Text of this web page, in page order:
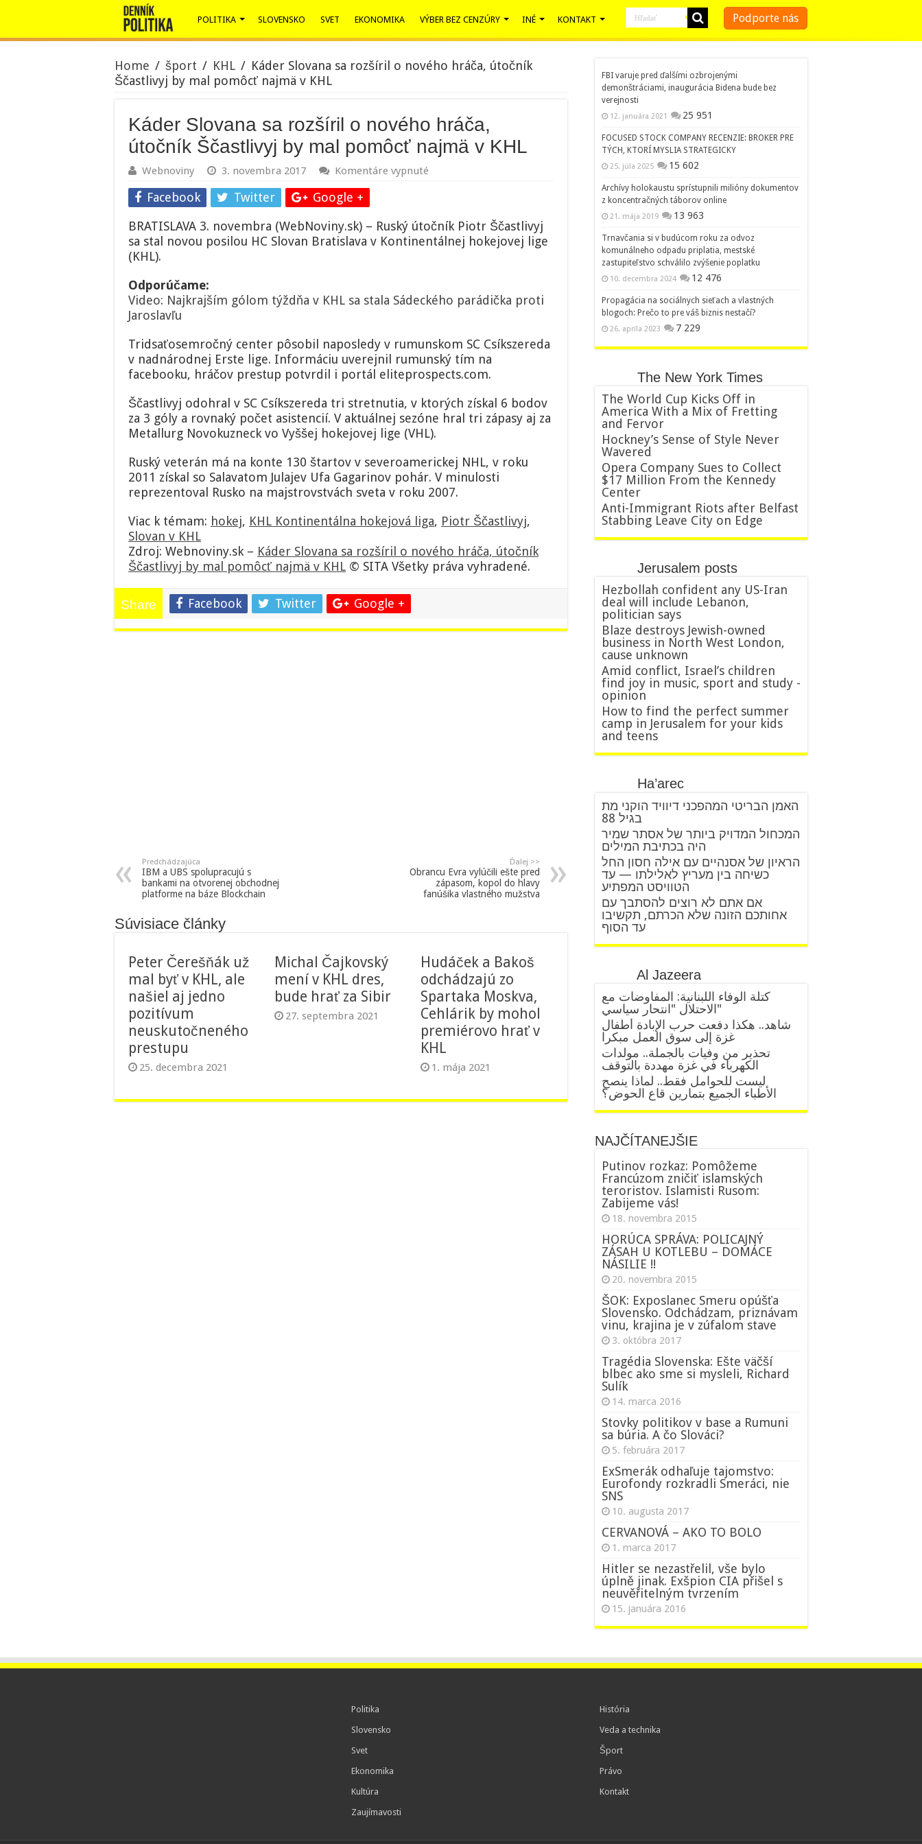
POLITIKA SLOVENSKO SVET EKONOMIKA VÝBER BEZ CENZÚRY INÉ KONTAKT Podporte nás
Home / šport / KHL / Káder Slovana sa rozšíril o nového hráča, útočník
Ščastlivyj by mal pomôcť najmä v KHL
Káder Slovana sa rozšíril o nového hráča,
útočník Ščastlivyj by mal pomôcť najmä v KHL
Webnoviny 3. novembra 2017 Komentáre vypnuté
rozšíril
o
nového
by
mal
v
KHL
Facebook Twitter
Google +
BRATISLAVA 3. novembra (WebNoviny.sk) – Ruský útočník Piotr Ščastlivyj
sa stal novou posilou HC Slovan Bratislava v Kontinentálnej hokejovej lige
(KHL).
Odporúčame:
Video: Najkrajším gólom týždňa v KHL sa stala Sádeckého parádička proti
Jaroslavľu
Tridsaťosemročný center pôsobil naposledy v rumunskom SC Csíkszereda
v nadnárodnej Erste lige. Informáciu uverejnil rumunský tím na
facebooku, hráčov prestup potvrdil i portál eliteprospects.com.
Ščastlivyj odohral v SC Csíkszereda tri stretnutia, v ktorých získal 6 bodov
za 3 góly a rovnaký počet asistencií. V aktuálnej sezóne hral tri zápasy aj za
Metallurg Novokuzneck vo Vyššej hokejovej lige (VHL).
Ruský veterán má na konte 130 štartov v severoamerickej NHL, v roku
2011 získal so Salavatom Julajev Ufa Gagarinov pohár. V minulosti
reprezentoval Rusko na majstrovstvách sveta v roku 2007.
Viac k témam: hokej, KHL Kontinentálna hokejová liga, Piotr Ščastlivyj,
Slovan v KHL
Zdroj: Webnoviny.sk – Káder Slovana sa rozšíril o nového hráča, útočník
Ščastlivyj by mal pomôcť najmä v KHL © SITA Všetky práva vyhradené.
Share Facebook Twitter Google +
Predchádzajúca
IBM a UBS spolupracujú s
bankami na otvorenej obchodnej
platforme na báze Blockchain
Ďalej >>
Obrancu Evra vylúčili ešte pred
zápasom, kopol do hlavy
fanúšika vlastného mužstva
Súvisiace články
Peter Čerešňák už
mal byť v KHL, ale
našiel aj jedno
pozitívum
neuskutočneného
prestupu
25. decembra 2021
Michal Čajkovský
mení v KHL dres,
bude hrať za Sibir
27. septembra 2021
Hudáček a Bakoš
odchádzajú zo
Spartaka Moskva,
Cehlárik by mohol
premiérovo hrať v
KHL
1. mája 2021
FBI varuje pred ďalšími ozbrojenými
demonštráciami, inaugurácia Bidena bude bez
verejnosti
12. januára 2021 25 951
FOCUSED STOCK COMPANY RECENZIE: BROKER PRE
TÝCH, KTORÍ MYSLIA STRATEGICKY
25. júla 2025 15 602
Archívy holokaustu sprístupnili milióny dokumentov
z koncentračných táborov online
21. mája 2019 13 963
Trnavčania si v budúcom roku za odvoz
komunálneho odpadu priplatia, mestské
zastupiteľstvo schválilo zvýšenie poplatku
10. decembra 2024 12 476
Propagácia na sociálnych sieťach a vlastných
blogoch: Prečo to pre váš biznis nestačí?
26. apríla 2023 7 229
The New York Times
The World Cup Kicks Off in
America With a Mix of Fretting
and Fervor
Hockney’s Sense of Style Never
Wavered
Opera Company Sues to Collect
$17 Million From the Kennedy
Center
Anti-Immigrant Riots after Belfast
Stabbing Leave City on Edge
Jerusalem posts
Hezbollah confident any US-Iran
deal will include Lebanon,
politician says
Blaze destroys Jewish-owned
business in North West London,
cause unknown
Amid conflict, Israel’s children
find joy in music, sport and study -
opinion
How to find the perfect summer
camp in Jerusalem for your kids
and teens
Ha’arec
האמן הבריטי המהפכני דיוויד הוקני מת
בגיל 88
המכחול המדויק ביותר של אסתר שמיר
היה בכתיבת המילים
הראיון של אסנהיים עם אילה חסון החל
כשיחה בין מעריץ לאלילתו — עד
הטוויסט המפתיע
אם אתם לא רוצים להסתבך עם
אחותכם הזונה שלא הכרתם, תקשיבו
עד הסוף
Al Jazeera
كتلة الوفاء اللبنانية: المفاوضات مع
الاحتلال "انتحار سياسي"
شاهد.. هكذا دفعت حرب الإبادة أطفال
غزة إلى سوق العمل مبكرا
تحذير من وفيات بالجملة.. مولدات
الكهرباء في غزة مهددة بالتوقف
ليست للحوامل فقط.. لماذا ينصح
الأطباء الجميع بتمارين قاع الحوض؟
NAJČÍTANEJŠIE
Putinov rozkaz: Pomôžeme
Francúzom zničiť islamských
teroristov. Islamisti Rusom:
Zabijeme vás!
18. novembra 2015
HORÚCA SPRÁVA: POLICAJNÝ
ZÁSAH U KOTLEBU – DOMÁCE
NÁSILIE !!
20. novembra 2015
ŠOK: Exposlanec Smeru opúšťa
Slovensko. Odchádzam, priznávam
vinu, krajina je v zúfalom stave
3. októbra 2017
Tragédia Slovenska: Ešte väčší
blbec ako sme si mysleli, Richard
Sulík
14. marca 2016
Stovky politikov v base a Rumuni
sa búria. A čo Slováci?
5. februára 2017
ExSmerák odhaľuje tajomstvo:
Eurofondy rozkradli Smeráci, nie
SNS
10. augusta 2017
CERVANOVÁ – AKO TO BOLO
1. marca 2017
Hitler se nezastřelil, vše bylo
úplně jinak. Exšpion CIA přišel s
neuvěřitelným tvrzením
15. januára 2016
Politika
Slovensko
Svet
Ekonomika
Kultúra
Zaujímavosti
História
Veda a technika
Šport
Právo
Kontakt